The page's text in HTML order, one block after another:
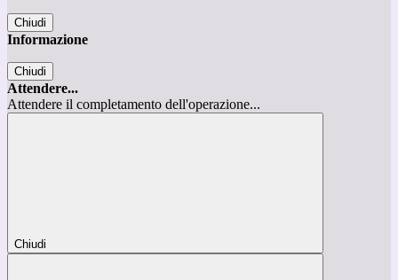
Chiudi
Informazione
Chiudi
Attendere...
Attendere il completamento dell'operazione...
Chiudi